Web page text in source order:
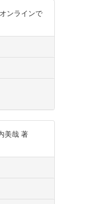
ンラインで
美哉 著